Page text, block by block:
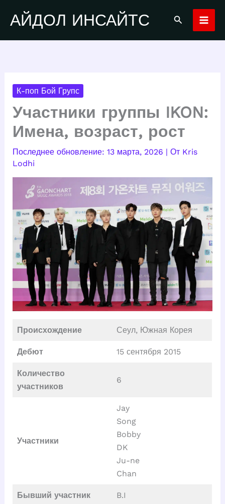
содержимому
АЙДОЛ ИНСАЙТС Поиск
К-поп Бой Групс
Участники группы IKON:
Имена, возраст, рост
13 марта, 2026 | От Kris
Lodhi
Происхождение Сеул, Южная Корея
Дебют 15 сентября 2015
Количество
участников
6
Участники
Jay
Song
Bobby
DK
Ju-ne
Chan
Бывший участник B.I